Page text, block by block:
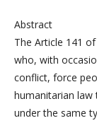
Abstract
The Article 141
who, with
conflict, force
humanitarian law
under the same